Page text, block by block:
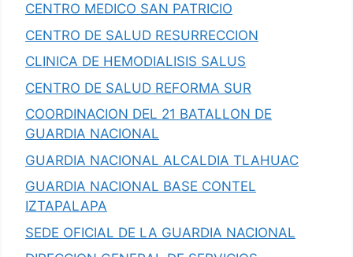
CENTRO MEDICO SAN PATRICIO
CENTRO DE SALUD RESURRECCION
CLINICA DE HEMODIALISIS SALUS
CENTRO DE SALUD REFORMA SUR
COORDINACION DEL 21 BATALLON DE
GUARDIA NACIONAL
GUARDIA NACIONAL ALCALDIA TLAHUAC
GUARDIA NACIONAL BASE CONTEL
IZTAPALAPA
SEDE OFICIAL DE LA GUARDIA NACIONAL